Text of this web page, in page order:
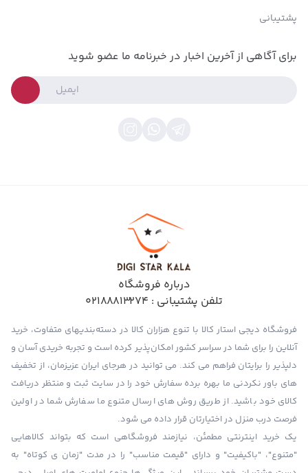
پشتیبانی
برای آگاهی از آخرین اخبار در خبرنامه ما عضو شوید
درباره فروشگاه
تلفن پشتیبانی : 02188813274
فروشگاه دیجی استار کالا با تنوع هزاران کالا در دسته‌بندیهای متفاوت، خرید
آنلاین را برای شما در سراسر کشور امکان‌پذیر کرده است و تجربه خریدی آسان و
دلپذیر را برایتان فراهم می کند. می توانید در هرجای ایران عزیزمان، از تخفیف
های باور نکردنی ما بهره برده سفارش خود را در سایت ثبت و منتظر دریافت
کالای خود باشید. از طریق روش های ارسال متنوع ما سفارش شما در اولین
فرصت درب منزل در اختیارتان قرار داده می شود.
یک خرید اینترنتی مطمئن، نیازمند فروشگاهی است که بتواند کالاهایی
"متنوع"، "باکیفیت" و دارای "قیمت مناسب" را در مدت "زمان ی کوتاه" به